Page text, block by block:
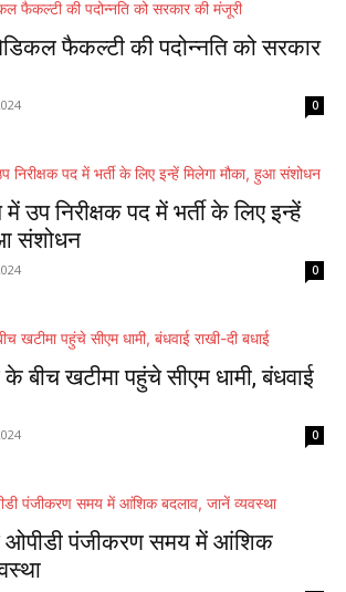
फैकल्टी की पदोन्नति को सरकार
0
उप निरीक्षक पद में भर्ती के लिए इन्हें
संशोधन
0
बीच खटीमा पहुंचे सीएम धामी, बंधवाई
0
पंजीकरण समय में आंशिक